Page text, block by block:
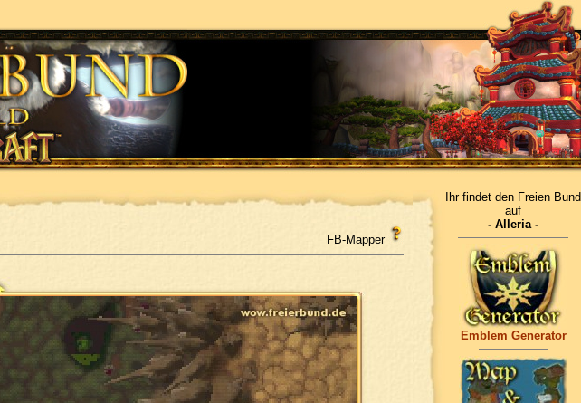
FB-Mapper
Ihr findet den Freien Bund
auf
- Alleria -
Emblem Generator